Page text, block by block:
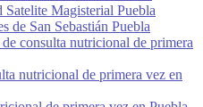
Magisterial Puebla
de San Sebastián Puebla
consulta nutricional de primera
nutricional de primera vez en